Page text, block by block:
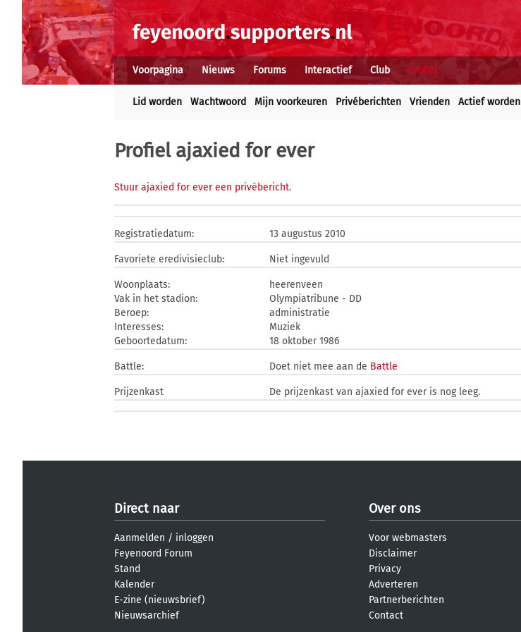
Voorpagina Nieuws Forums Interactief Club Profiel
Lid worden Wachtwoord Mijn voorkeuren Privéberichten Vrienden Actief worden
Profiel ajaxied for ever
Stuur ajaxied for ever een privébericht.
Registratiedatum: 13 augustus 2010
Favoriete eredivisieclub: Niet ingevuld
Woonplaats:
heerenveen
Vak in het stadion:
Olympiatribune - DD
Beroep:
administratie
Interesses:
Muziek
Geboortedatum:
18 oktober 1986
Battle: Doet niet mee aan de Battle
Prijzenkast De prijzenkast van ajaxied for ever is nog leeg.
Direct naar
Aanmelden / inloggen
Feyenoord Forum
Stand
Kalender
E-zine (nieuwsbrief)
Nieuwsarchief
Over ons
Voor webmasters
Disclaimer
Privacy
Adverteren
Partnerberichten
Contact